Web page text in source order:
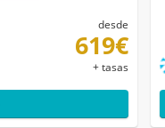
desde
619€
+ tasas